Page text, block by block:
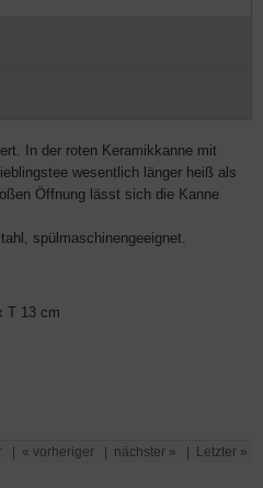
In der roten Keramikkanne mit
wesentlich länger heiß als
Öffnung lässt sich die Kanne
spülmaschinengeeignet.
T 13 cm
« vorheriger nächster » Letzter »